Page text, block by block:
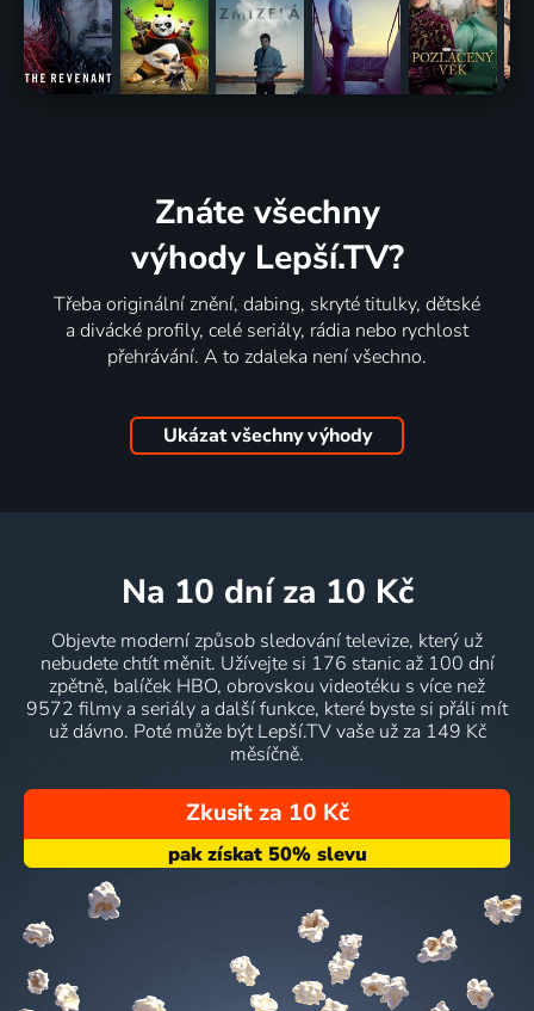
Znáte všechny
výhody Lepší.TV?
Třeba originální znění, dabing, skryté titulky, dětské
a divácké profily, celé seriály, rádia nebo rychlost
přehrávání. A to zdaleka není všechno.
Ukázat všechny výhody
na 10 dní za 10 Kč
Objevte moderní způsob sledování televize, který už
nebudete chtít měnit. Užívejte si 176 stanic až 100 dní
zpětně, balíček HBO, obrovskou videotéku s více než
9572 filmy a seriály a další funkce, které byste si přáli mít
už dávno. Poté může být Lepší.TV vaše už za 149 Kč
měsíčně.
Zkusit za 10 Kč